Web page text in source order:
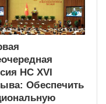
НС XVI
Обеспечить